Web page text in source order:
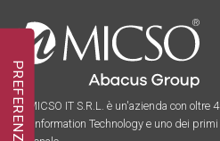
La MICSO IT S.R.L. è un'azienda con oltre
nell’Information Technology e uno dei